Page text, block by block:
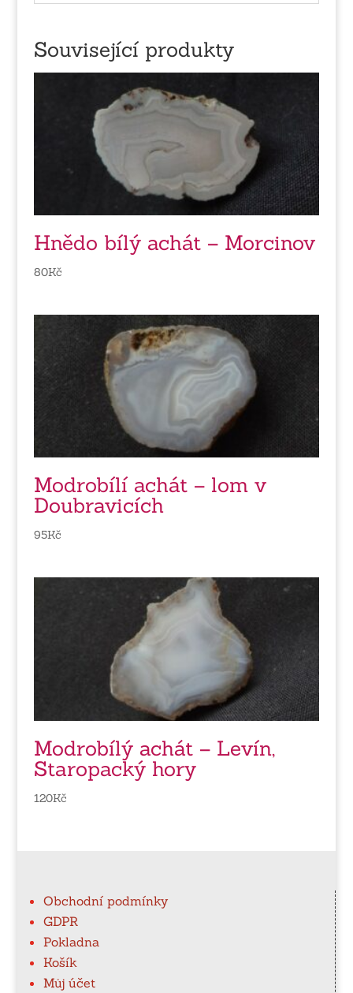
Související produkty
Hnědo bílý achát – Morcinov
80Kč
Modrobílí achát – lom v
Doubravicích
95Kč
Modrobílý achát – Levín,
Staropacký hory
120Kč
Obchodní podmínky
GDPR
Pokladna
Košík
Můj účet